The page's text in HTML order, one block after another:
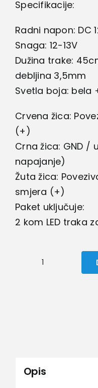
Specifikacije:
Radni napon: DC
Snaga: 12-13V
Dužina trake:
debljina 3,5mm
Svetla boja: bela
Crvena žica:
(+)
Crna žica: GND /
napajanje)
Žuta žica:
smjera (+)
Paket uključuje:
2 kom LED traka
Led
Opis